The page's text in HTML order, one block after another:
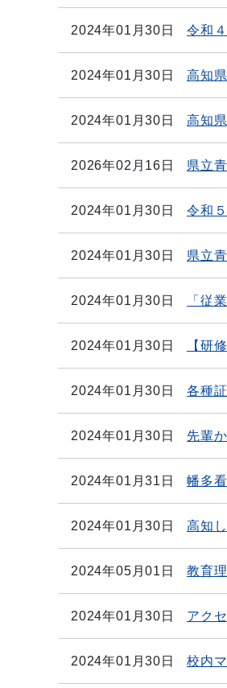
2024年01月30日 令和
2024年01月30日 高知
2024年01月30日 高知
2026年02月16日 県立
2024年01月30日 令和
2024年01月30日 県立
2024年01月30日 「従
2024年01月30日 【研
2024年01月30日 各種
2024年01月30日 先輩
2024年01月31日 幡多
2024年01月30日 高知
2024年05月01日 教育
2024年01月30日 アク
2024年01月30日 校内